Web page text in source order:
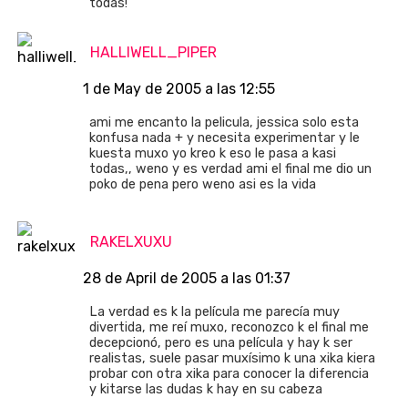
HALLIWELL_PIPER
1 de May de 2005 a las 12:55
ami me encanto la pelicula, jessica solo esta
konfusa nada + y necesita experimentar y le
kuesta muxo yo kreo k eso le pasa a kasi
todas,, weno y es verdad ami el final me dio un
poko de pena pero weno asi es la vida
RAKELXUXU
28 de April de 2005 a las 01:37
La verdad es k la película me parecía muy
divertida, me reí muxo, reconozco k el final me
decepcionó, pero es una película y hay k ser
realistas, suele pasar muxísimo k una xika kiera
probar con otra xika para conocer la diferencia
y kitarse las dudas k hay en su cabeza